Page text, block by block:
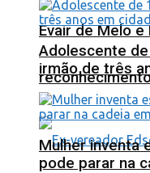
Evair de Melo
Adolescente
irmão de três
Mulher inventa
pode parar na